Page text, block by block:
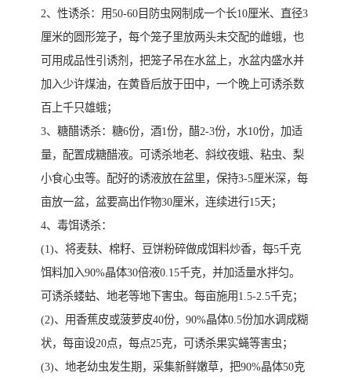
2、性诱杀：用50-60目防虫网制成一个长10厘米、直径3
厘米的圆形笼子，每个笼子里放两头未交配的雌蛾，也
可用成品性引诱剂，把笼子吊在水盆上，水盆内盛水并
加入少许煤油，在黄昏后放于田中，一个晚上可诱杀数
百上千只雄蛾；
3、糖醋诱杀：糖6份，酒1份，醋2-3份，水10份，加适
量，配置成糖醋液。可诱杀地老、斜纹夜蛾、粘虫、梨
小食心虫等。配好的诱液放在盆里，保持3-5厘米深，每
亩放一盆，盆要高出作物30厘米，连续进行15天；
4、毒饵诱杀：
(1)、将麦麸、棉籽、豆饼粉碎做成饵料炒香，每5千克
饵料加入90%晶体30倍液0.15千克，并加适量水拌匀。
可诱杀蝼蛄、地老等地下害虫。每亩施用1.5-2.5千克；
(2)、用香蕉皮或菠萝皮40份，90%晶体0.5份加水调成糊
状，每亩设20点，每点25克，可诱杀果实蝇等害虫；
(3)、地老幼虫发生期，采集新鲜嫩草，把90%晶体50克